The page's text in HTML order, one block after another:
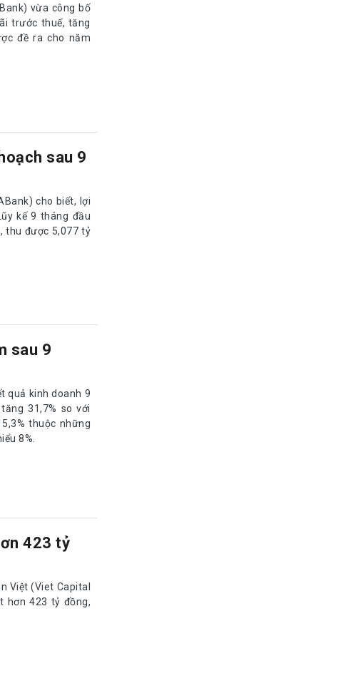
vừa công bố
trước thuế, tăng
đề ra cho năm
sau 9
cho biết, lợi
kế 9 tháng đầu
thu được 5,077 tỷ
sau 9
quả kinh doanh 9
31,7% so với
thuộc những
8%.
423 tỷ
Việt (Viet Capital
hơn 423 tỷ đồng,